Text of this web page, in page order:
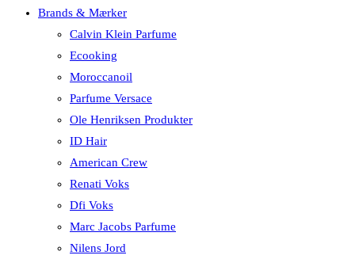
Brands & Mærker
Calvin Klein Parfume
Ecooking
Moroccanoil
Parfume Versace
Ole Henriksen Produkter
ID Hair
American Crew
Renati Voks
Dfi Voks
Marc Jacobs Parfume
Nilens Jord